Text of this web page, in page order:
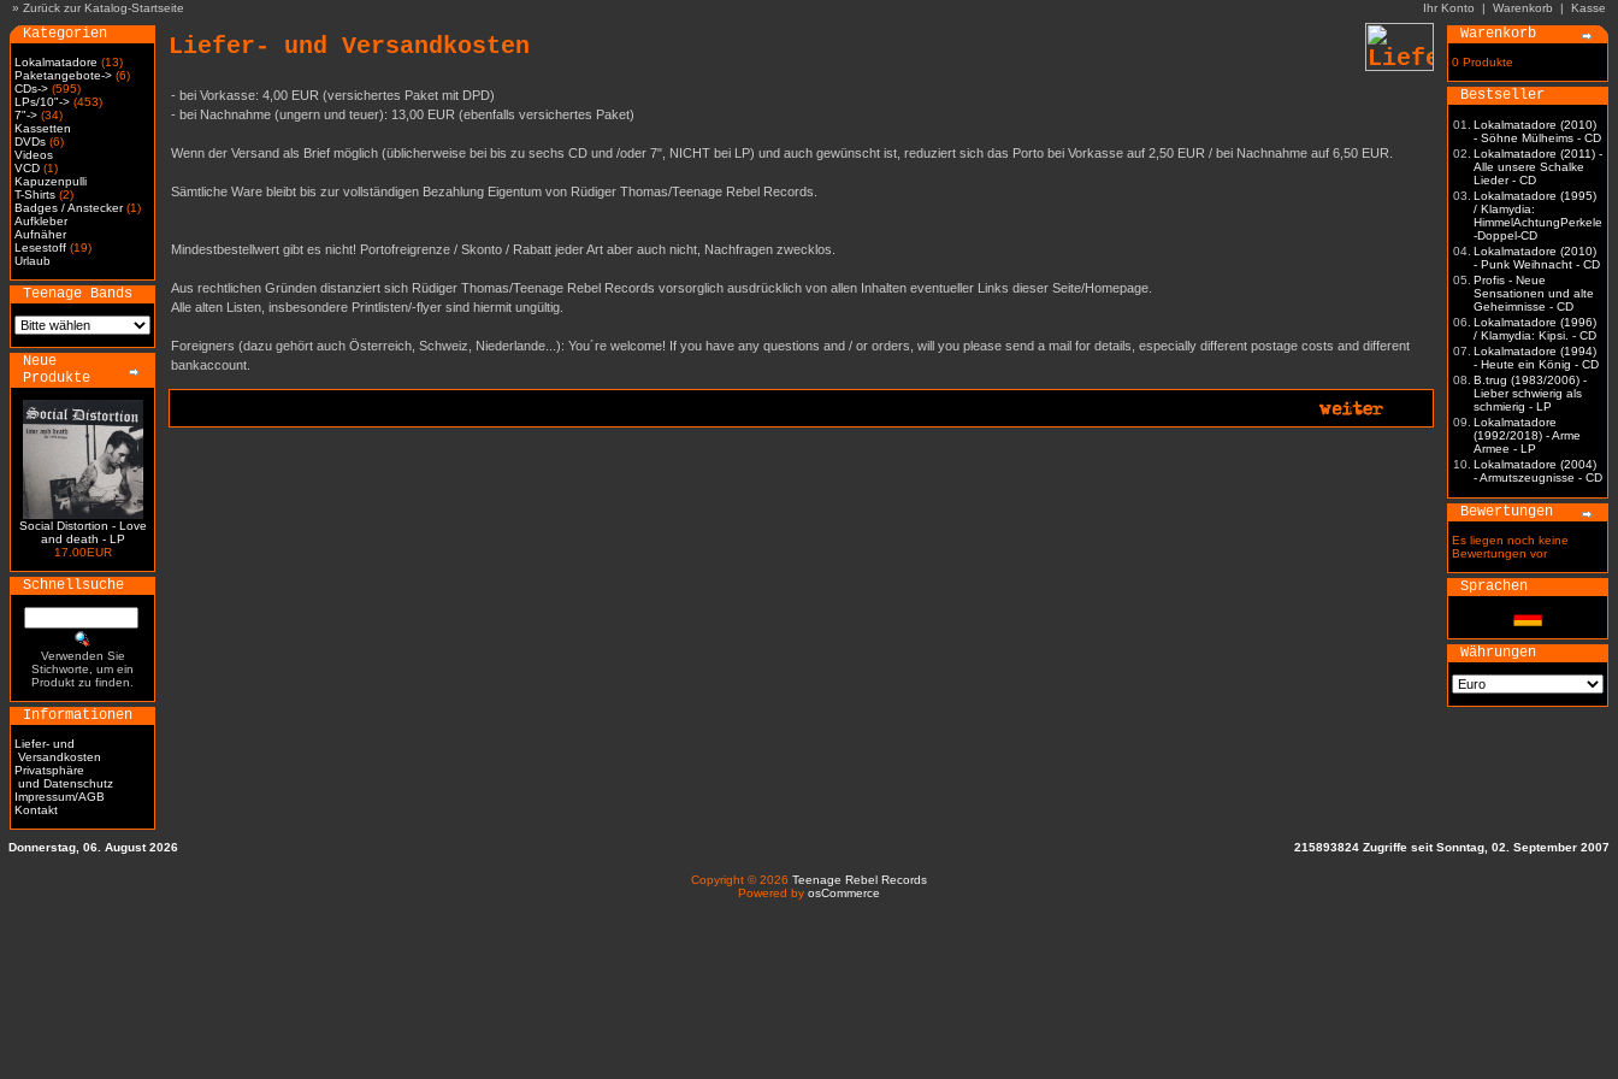
» Zurück zur Katalog-Startseite Ihr Konto | Warenkorb | Kasse
Kategorien
Lokalmatadore (13)
Paketangebote-> (6)
CDs-> (595)
LPs/10"-> (453)
7"-> (34)
Kassetten
DVDs (6)
Videos
VCD (1)
Kapuzenpulli
T-Shirts (2)
Badges / Anstecker(1)
Aufkleber
Aufnäher
Lesestoff (19)
Urlaub
Teenage Bands
Neue
Produkte
Social Distortion - Love
and death - LP
17.00EUR
Schnellsuche
Verwenden Sie
Stichworte, um ein
Produkt zu finden.
Informationen
Liefer- und
Versandkosten
Privatsphäre
und Datenschutz
Impressum/AGB
Kontakt
Liefer- und Versandkosten
- bei Vorkasse: 4,00 EUR (versichertes Paket mit DPD)
- bei Nachnahme (ungern und teuer): 13,00 EUR (ebenfalls versichertes Paket)
Wenn der Versand als Brief möglich (üblicherweise bei bis zu sechs CD und /oder 7", NICHT bei LP) und auch gewünscht ist, reduziert sich das Porto bei Vorkasse auf 2,50 EUR / bei Nachnahme auf 6,50 EUR.
Sämtliche Ware bleibt bis zur vollständigen Bezahlung Eigentum von Rüdiger Thomas/Teenage Rebel Records.
Mindestbestellwert gibt es nicht! Portofreigrenze / Skonto / Rabatt jeder Art aber auch nicht, Nachfragen zwecklos.
Aus rechtlichen Gründen distanziert sich Rüdiger Thomas/Teenage Rebel Records vorsorglich ausdrücklich von allen Inhalten eventueller Links dieser Seite/Homepage.
Alle alten Listen, insbesondere Printlisten/-flyer sind hiermit ungültig.
Foreigners (dazu gehört auch Österreich, Schweiz, Niederlande...): You´re welcome! If you have any questions and / or orders, will you please send a mail for details, especially different postage costs and different
bankaccount.
Warenkorb
0 Produkte
Bestseller
01.
Lokalmatadore (2010)
- Söhne Mülheims - CD
02. Lokalmatadore (2011) -
Alle unsere Schalke
Lieder - CD
03. Lokalmatadore (1995)
/ Klamydia:
HimmelAchtungPerkele
-Doppel-CD
04. Lokalmatadore (2010)
- Punk Weihnacht - CD
05. Profis - Neue
Sensationen und alte
Geheimnisse - CD
06. Lokalmatadore (1996)
/ Klamydia: Kipsi. - CD
07. Lokalmatadore (1994)
- Heute ein König - CD
08. B.trug (1983/2006) -
Lieber schwierig als
schmierig - LP
09. Lokalmatadore
(1992/2018) - Arme
Armee - LP
10. Lokalmatadore (2004)
- Armutszeugnisse - CD
Bewertungen
Es liegen noch keine
Bewertungen vor
Sprachen
Währungen
Donnerstag, 06. August 2026 215893824 Zugriffe seit Sonntag, 02. September 2007
Copyright © 2026 Teenage Rebel Records
Powered by osCommerce